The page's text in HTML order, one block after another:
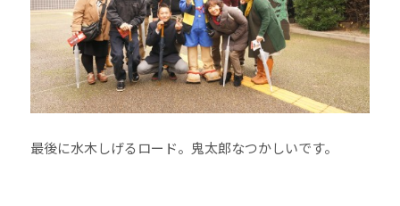
最後に水木しげるロード。鬼太郎なつかしいです。